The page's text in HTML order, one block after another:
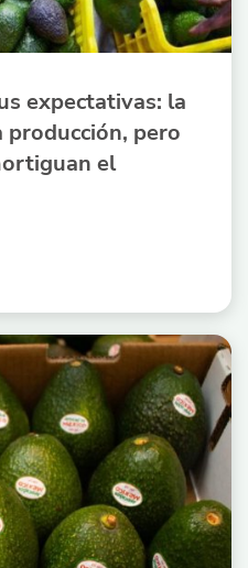
expectativas: la
pero
el